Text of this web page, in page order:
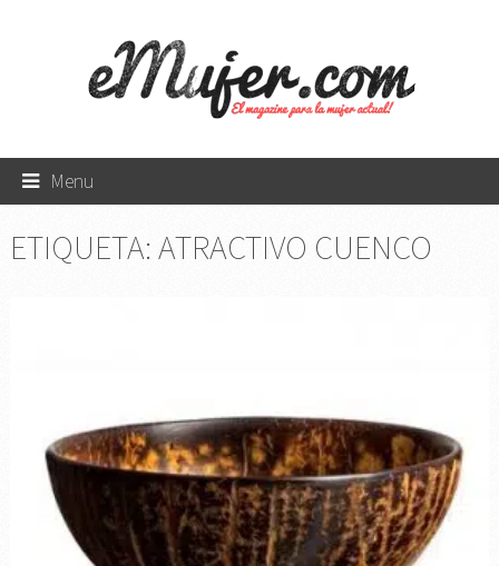
Menu
ETIQUETA: ATRACTIVO CUENCO